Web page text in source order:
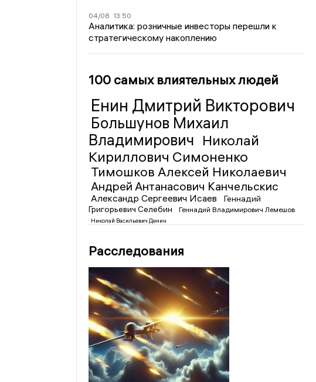
04/08 13:50
Аналитика: розничные инвесторы перешли к
стратегическому накоплению
100 самых влиятельных людей
Енин Дмитрий Викторович
Большунов Михаил
Владимирович Николай
Кириллович Симоненко
Тимошков Алексей Николаевич
Андрей Антанасович Канчельскис
Александр Сергеевич Исаев
Геннадий
Григорьевич Селебин
Геннадий Владимирович Лемешов
Николай Васильевич Денин
Расследования